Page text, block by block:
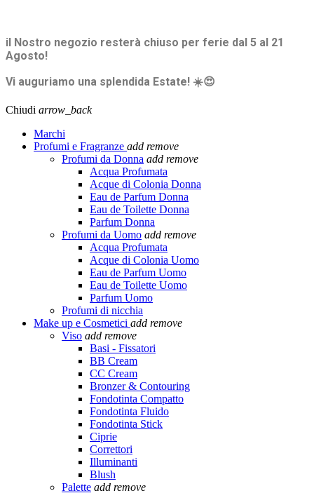
il Nostro negozio resterà chiuso per ferie dal 5 al 21
Agosto!
Vi auguriamo una splendida Estate! ☀️😍
Chiudi arrow_back
Marchi
Profumi e Fragranze add remove
Profumi da Donna add remove
Acqua Profumata
Acque di Colonia Donna
Eau de Parfum Donna
Eau de Toilette Donna
Parfum Donna
Profumi da Uomo add remove
Acqua Profumata
Acque di Colonia Uomo
Eau de Parfum Uomo
Eau de Toilette Uomo
Parfum Uomo
Profumi di nicchia
Make up e Cosmetici add remove
Viso add remove
Basi - Fissatori
BB Cream
CC Cream
Bronzer & Contouring
Fondotinta Compatto
Fondotinta Fluido
Fondotinta Stick
Ciprie
Correttori
Illuminanti
Blush
Palette add remove